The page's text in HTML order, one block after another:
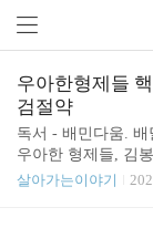
우아한형제들
검절약
독서 - 배민다움.
우아한 형제들, 김
결국 관련해서 책도
살아가는이야기